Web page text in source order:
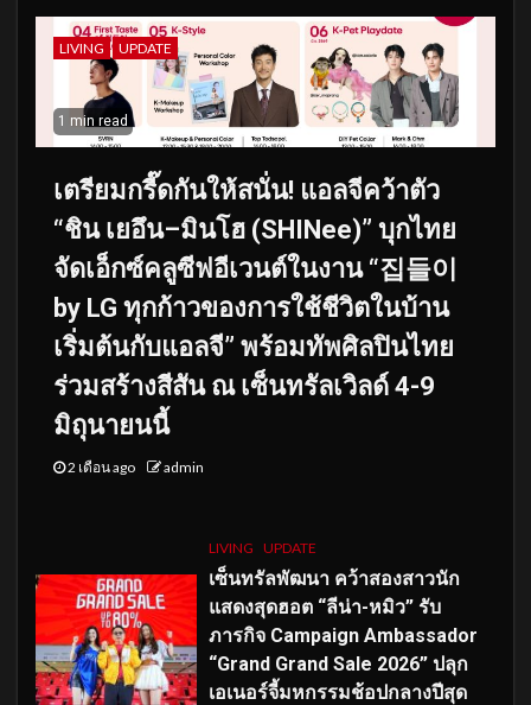
LIVING UPDATE
1 min read
เตรียมกรี๊ดกันให้สนั่น! แอลจีคว้าตัว
“ชิน เยอึน–มินโฮ (SHINee)” บุกไทย
จัดเอ็กซ์คลูซีฟอีเวนต์ในงาน “집들이
by LG ทุกก้าวของการใช้ชีวิตในบ้าน
เริ่มต้นกับแอลจี” พร้อมทัพศิลปินไทย
ร่วมสร้างสีสัน ณ เซ็นทรัลเวิลด์ 4-9
มิถุนายนนี้
2 เดือน ago admin
LIVING UPDATE
เซ็นทรัลพัฒนา คว้าสองสาวนัก
แสดงสุดฮอต “ลีน่า-หมิว” รับ
ภารกิจ Campaign Ambassador
“Grand Grand Sale 2026” ปลุก
เอเนอร์จี้มหกรรมช้อปกลางปีสุด